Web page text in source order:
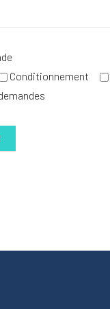
Conditionnement